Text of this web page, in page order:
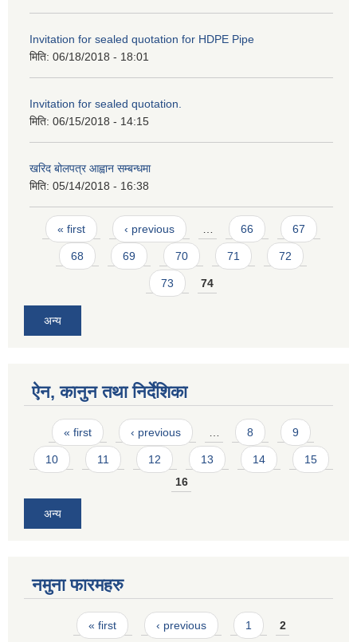
Invitation for sealed quotation for HDPE Pipe
मिति: 06/18/2018 - 18:01
Invitation for sealed quotation.
मिति: 06/15/2018 - 14:15
खरिद बोलपत्र आह्वान सम्बन्धमा
मिति: 05/14/2018 - 16:38
Pages
« first ‹ previous … 66 67
68 69 70 71 72
73 74
अन्य
ऐन, कानुन तथा निर्देशिका
Pages
« first ‹ previous 8 9
10 11 12 13 14
15
16
अन्य
नमुना फारमहरु
Pages« first ‹ previous 1 2